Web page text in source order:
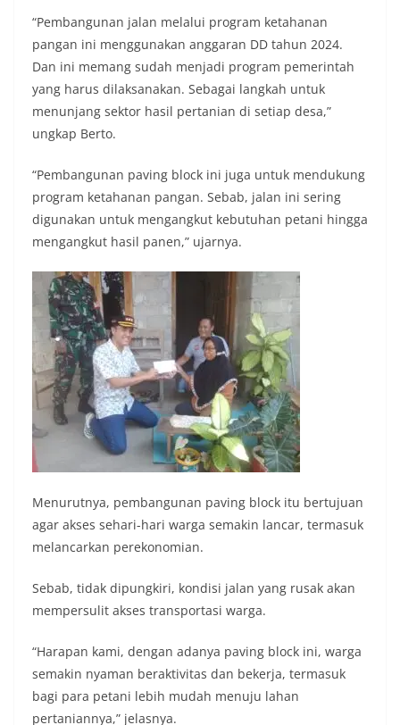
“Pembangunan jalan melalui program ketahanan
pangan ini menggunakan anggaran DD tahun 2024.
Dan ini memang sudah menjadi program pemerintah
yang harus dilaksanakan. Sebagai langkah untuk
menunjang sektor hasil pertanian di setiap desa,”
ungkap Berto.
“Pembangunan paving block ini juga untuk mendukung
program ketahanan pangan. Sebab, jalan ini sering
digunakan untuk mengangkut kebutuhan petani hingga
mengangkut hasil panen,” ujarnya.
Menurutnya, pembangunan paving block itu bertujuan
agar akses sehari-hari warga semakin lancar, termasuk
melancarkan perekonomian.
Sebab, tidak dipungkiri, kondisi jalan yang rusak akan
mempersulit akses transportasi warga.
“Harapan kami, dengan adanya paving block ini, warga
semakin nyaman beraktivitas dan bekerja, termasuk
bagi para petani lebih mudah menuju lahan
pertaniannya,” jelasnya.